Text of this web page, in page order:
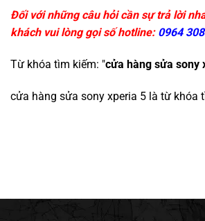
Đối với những câu hỏi cần sự trả lời
khách vui lòng gọi số hotline: 0964
Từ khóa tìm kiếm: "cửa hàng sửa sony
cửa hàng sửa sony xperia 5 là từ khóa